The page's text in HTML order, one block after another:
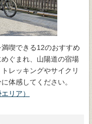
喫できる12のおすすめ
ぐまれ、山陽道の宿場
レッキングやサイクリ
体感してください。
リア）